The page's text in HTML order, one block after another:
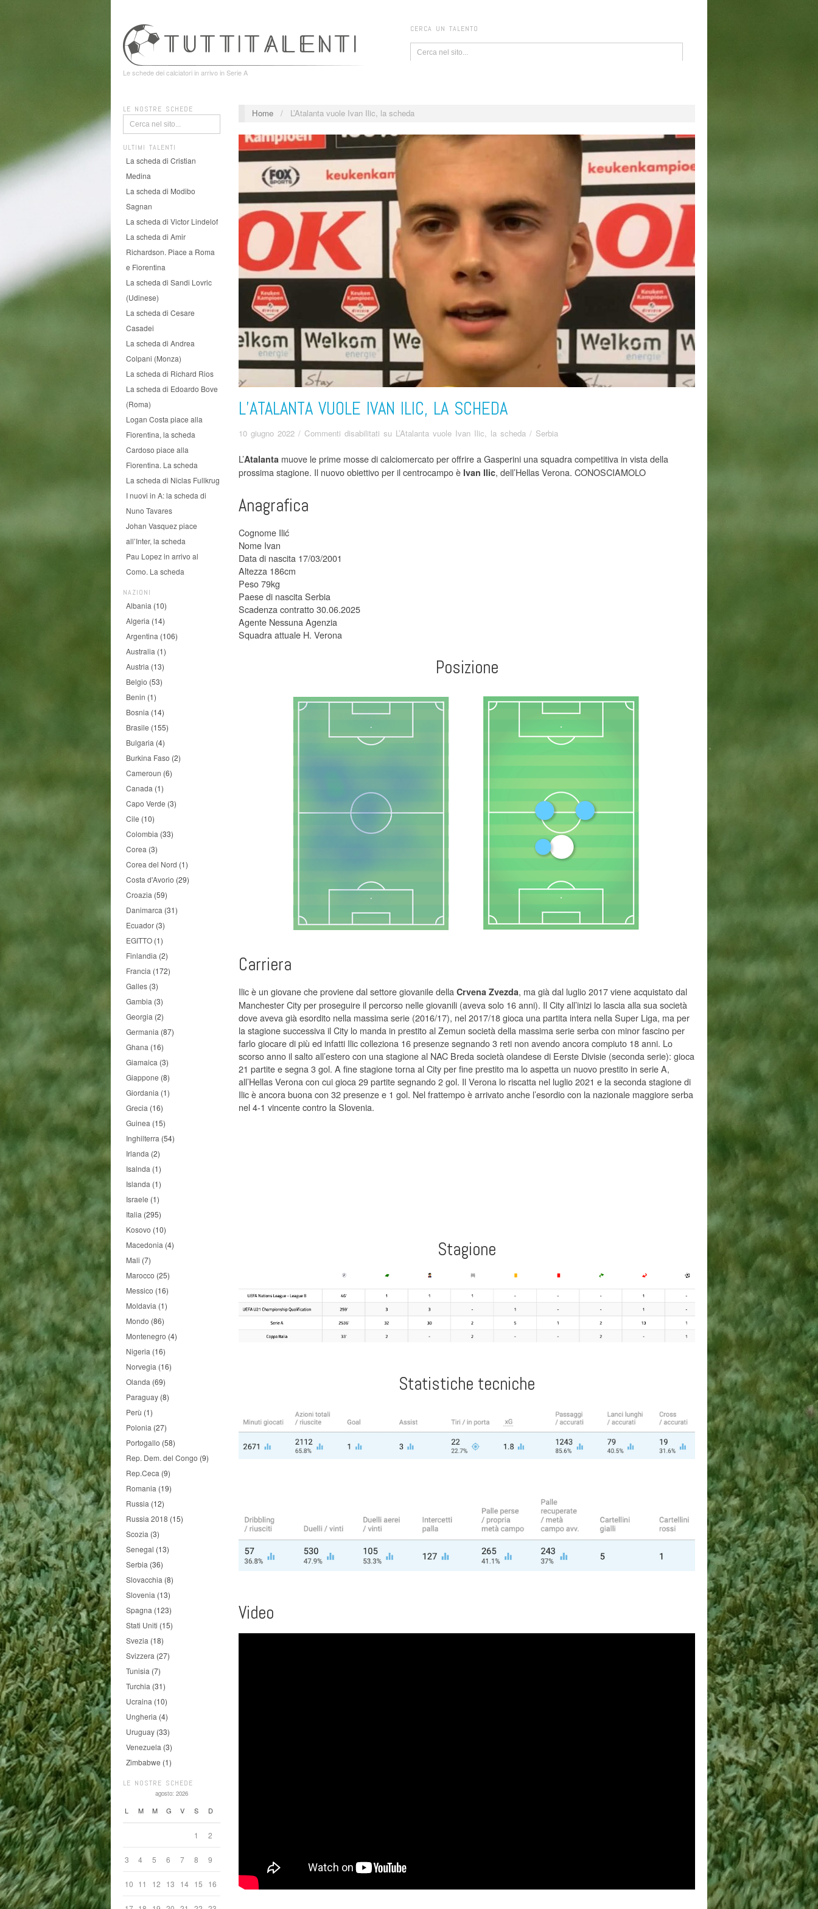
Le schede dei calciatori in arrivo in Serie A
CERCA UN TALENTO
LE NOSTRE SCHEDE
ULTIMI TALENTI
La scheda di Cristian
Medina
La scheda di Modibo
Sagnan
La scheda di Victor Lindelof
La scheda di Amir
Richardson. Piace a Roma
e Fiorentina
La scheda di Sandi Lovric
(Udinese)
La scheda di Cesare
Casadei
La scheda di Andrea
Colpani (Monza)
La scheda di Richard Rios
La scheda di Edoardo Bove
(Roma)
Logan Costa piace alla
Fiorentina, la scheda
Cardoso piace alla
Fiorentina. La scheda
La scheda di Niclas Fullkrug
I nuovi in A: la scheda di
Nuno Tavares
Johan Vasquez piace
all’Inter, la scheda
Pau Lopez in arrivo al
Como. La scheda
NAZIONI
Albania (10)
Algeria (14)
Argentina (106)
Australia (1)
Austria (13)
Belgio (53)
Benin (1)
Bosnia (14)
Brasile (155)
Bulgaria (4)
Burkina Faso (2)
Cameroun (6)
Canada (1)
Capo Verde (3)
Cile (10)
Colombia (33)
Corea (3)
Corea del Nord (1)
Costa d'Avorio (29)
Croazia (59)
Danimarca (31)
Ecuador (3)
EGITTO (1)
Finlandia (2)
Francia (172)
Galles (3)
Gambia (3)
Georgia (2)
Germania (87)
Ghana (16)
Giamaica (3)
Giappone (8)
Giordania (1)
Grecia (16)
Guinea (15)
Inghilterra (54)
Irlanda (2)
Isalnda (1)
Islanda (1)
Israele (1)
Italia (295)
Kosovo (10)
Macedonia (4)
Mali (7)
Marocco (25)
Messico (16)
Moldavia (1)
Mondo (86)
Montenegro (4)
Nigeria (16)
Norvegia (16)
Olanda (69)
Paraguay (8)
Perù (1)
Polonia (27)
Portogallo (58)
Rep. Dem. del Congo (9)
Rep.Ceca (9)
Romania (19)
Russia (12)
Russia 2018 (15)
Scozia (3)
Senegal (13)
Serbia (36)
Slovacchia (8)
Slovenia (13)
Spagna (123)
Stati Uniti (15)
Svezia (18)
Svizzera (27)
Tunisia (7)
Turchia (31)
Ucraina (10)
Ungheria (4)
Uruguay (33)
Venezuela (3)
Zimbabwe (1)
LE NOSTRE SCHEDE
agosto: 2026
L M M G V S D
1 2
3 4 5 6 7 8 9
10 11 12 13 14 15 16
Home / L’Atalanta vuole Ivan Ilic, la scheda
L’ATALANTA VUOLE IVAN ILIC, LA SCHEDA
10 giugno 2022 / Commenti disabilitati su L’Atalanta vuole Ivan Ilic, la scheda / Serbia
L’Atalanta muove le prime mosse di calciomercato per offrire a Gasperini una squadra competitiva in vista della
prossima stagione. Il nuovo obiettivo per il centrocampo è Ivan Ilic, dell’Hellas Verona. CONOSCIAMOLO
Anagrafica
Cognome Ilić
Nome Ivan
Data di nascita 17/03/2001
Altezza 186cm
Peso 79kg
Paese di nascita Serbia
Scadenza contratto 30.06.2025
Agente Nessuna Agenzia
Squadra attuale H. Verona
Posizione
Carriera
Ilic è un giovane che proviene dal settore giovanile della Crvena Zvezda, ma già dal luglio 2017 viene acquistato dal
Manchester City per proseguire il percorso nelle giovanili (aveva solo 16 anni). Il City all’inizi lo lascia alla sua società
dove aveva già esordito nella massima serie (2016/17), nel 2017/18 gioca una partita intera nella Super Liga, ma per
la stagione successiva il City lo manda in prestito al Zemun società della massima serie serba con minor fascino per
farlo giocare di più ed infatti Ilic colleziona 16 presenze segnando 3 reti non avendo ancora compiuto 18 anni. Lo
scorso anno il salto all’estero con una stagione al NAC Breda società olandese di Eerste Divisie (seconda serie): gioca
21 partite e segna 3 gol. A fine stagione torna al City per fine prestito ma lo aspetta un nuovo prestito in serie A,
all’Hellas Verona con cui gioca 29 partite segnando 2 gol. Il Verona lo riscatta nel luglio 2021 e la seconda stagione di
Ilic è ancora buona con 32 presenze e 1 gol. Nel frattempo è arrivato anche l’esordio con la nazionale maggiore serba
nel 4-1 vincente contro la Slovenia.
Stagione
Statistiche tecniche
Video